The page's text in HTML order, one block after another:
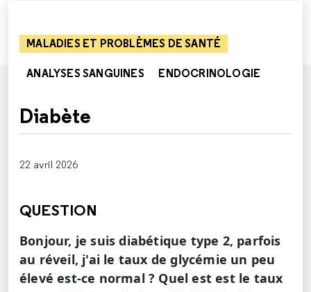
MALADIES ET PROBLÈMES DE SANTÉ
ANALYSES SANGUINES ENDOCRINOLOGIE
Diabète
22 avril 2026
QUESTION
Bonjour, je suis diabétique type 2, parfois
au réveil, j'ai le taux de glycémie un peu
élevé est-ce normal ? Quel est est le taux